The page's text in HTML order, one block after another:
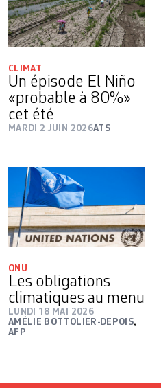
CLIMAT
Un épisode El Niño
«probable à 80%»
cet été
MARDI 2 JUIN 2026ATS
ONU
Les obligations
climatiques au menu
LUNDI 18 MAI 2026
AMÉLIE BOTTOLIER-DEPOIS,
AFP